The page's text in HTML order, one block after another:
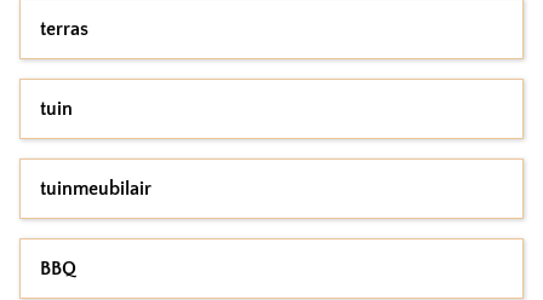
terras
tuin
tuinmeubilair
BBQ